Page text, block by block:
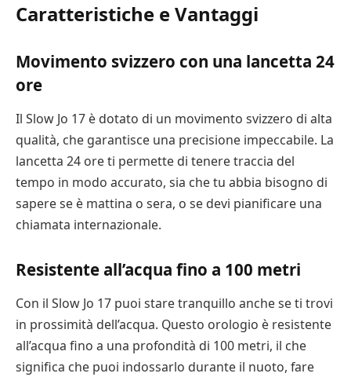
Caratteristiche e Vantaggi
Movimento svizzero con una lancetta 24
ore
Il Slow Jo 17 è dotato di un movimento svizzero di alta
qualità, che garantisce una precisione impeccabile. La
lancetta 24 ore ti permette di tenere traccia del
tempo in modo accurato, sia che tu abbia bisogno di
sapere se è mattina o sera, o se devi pianificare una
chiamata internazionale.
Resistente all’acqua fino a 100 metri
Con il Slow Jo 17 puoi stare tranquillo anche se ti trovi
in prossimità dell’acqua. Questo orologio è resistente
all’acqua fino a una profondità di 100 metri, il che
significa che puoi indossarlo durante il nuoto, fare